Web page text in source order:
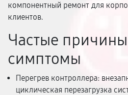
компонентный ремонт для
клиентов.
Частые
симптомы
Перегрев контроллера:
циклическая перезагрузка